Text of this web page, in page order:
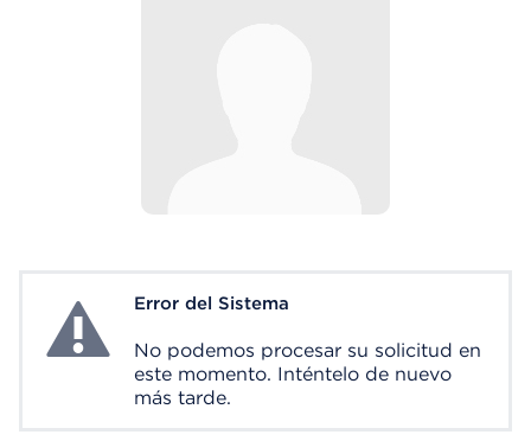
System ErrorError del Sistema
No podemos procesar su solicitud en
este momento. Inténtelo de nuevo
más tarde.